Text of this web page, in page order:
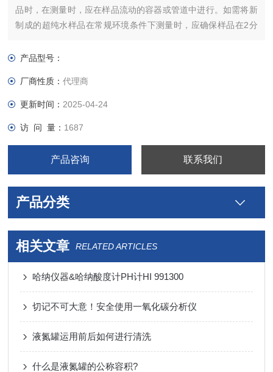
品时，在测量时，应在样品流动的容器或管道中进行。如需将新
制成的超纯水样品在常规环境条件下测量时，应确保样品在2分
产品型号：
厂商性质：代理商
更新时间： 2025-04-24
访 问 量： 1687
产品咨询 联系我们
产品分类
相关文章 RELATED ARTICLES
哈纳仪器&哈纳酸度计PH计HI 991300
切记不可大意！安全使用一氧化碳分析仪
液氮罐运用前后如何进行清洗
什么是液氮罐的公称容积?